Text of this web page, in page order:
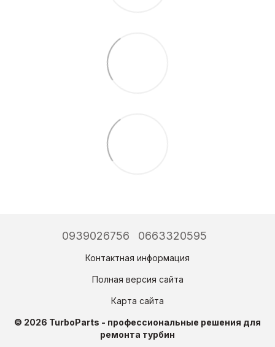
0939026756 0663320595
Контактная информация
Полная версия сайта
Карта сайта
© 2026 TurboParts - профессиональные решения для
ремонта турбин